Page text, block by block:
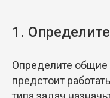
1.
Определите общие
предстоит